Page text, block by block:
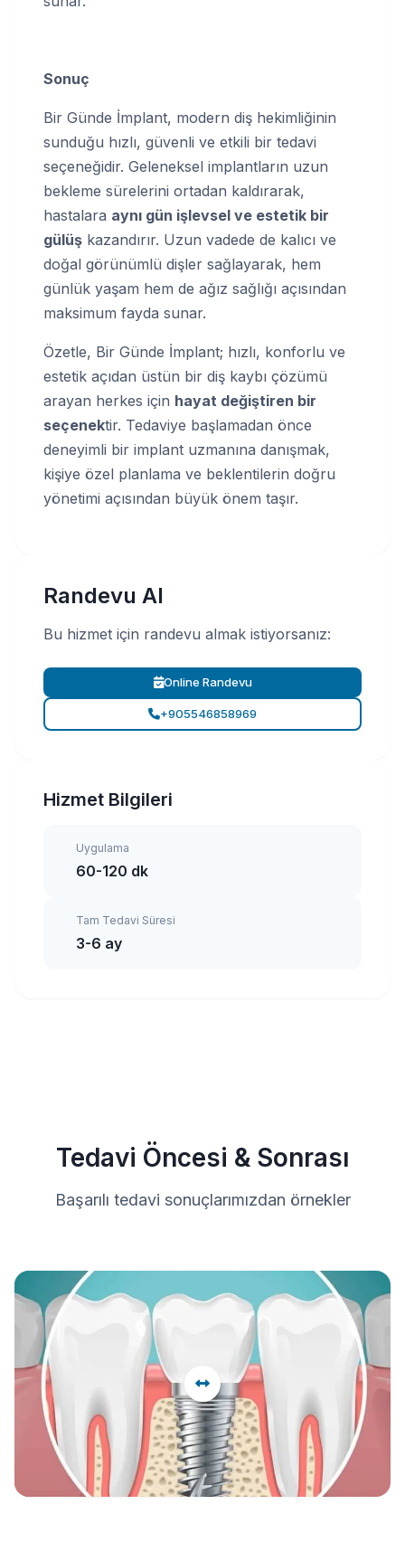
Sonuç
Bir Günde İmplant, modern diş hekimliğinin
sunduğu hızlı, güvenli ve etkili bir tedavi
seçeneğidir. Geleneksel implantların uzun
bekleme sürelerini ortadan kaldırarak,
hastalara aynı gün işlevsel ve estetik bir
gülüş kazandırır. Uzun vadede de kalıcı ve
doğal görünümlü dişler sağlayarak, hem
günlük yaşam hem de ağız sağlığı açısından
maksimum fayda sunar.
Özetle, Bir Günde İmplant; hızlı, konforlu ve
estetik açıdan üstün bir diş kaybı çözümü
arayan herkes için hayat değiştiren bir
seçenektir. Tedaviye başlamadan önce
deneyimli bir implant uzmanına danışmak,
kişiye özel planlama ve beklentilerin doğru
yönetimi açısından büyük önem taşır.
Randevu Al
Bu hizmet için randevu almak istiyorsanız:
Online Randevu
+905546858969
Hizmet Bilgileri
Uygulama
60-120 dk
Tam Tedavi Süresi
3-6 ay
Tedavi Öncesi & Sonrası
Başarılı tedavi sonuçlarımızdan örnekler
Öncesi Sonrası